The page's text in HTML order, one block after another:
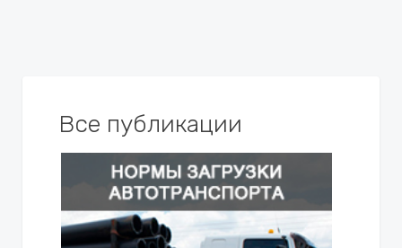
Все публикации